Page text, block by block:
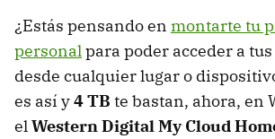
¿Estás pensando en montarte tu
personalpara poder acceder a
desde cualquier lugar o
es así y4 TB te bastan, ahora, en
elWestern Digital My Cloud